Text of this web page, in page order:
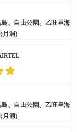
、自由公園、乙旺里海
月洞)
、自由公園、乙旺里海
月洞)